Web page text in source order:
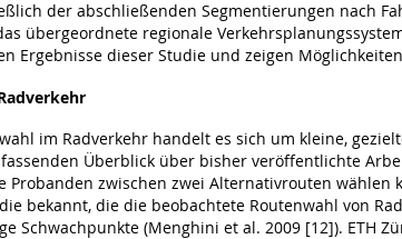
der abschließenden Segmentierungen nach
übergeordnete regionale
Ergebnisse dieser Studie und zeigen
im Radverkehr handelt es sich um kleine,
Überblick über bisher veröffentlichte
zwischen zwei Alternativrouten wählen
bekannt, die die beobachtete Routenwahl von
Schwachpunkte (Menghini et al. 2009 [12]). ETH